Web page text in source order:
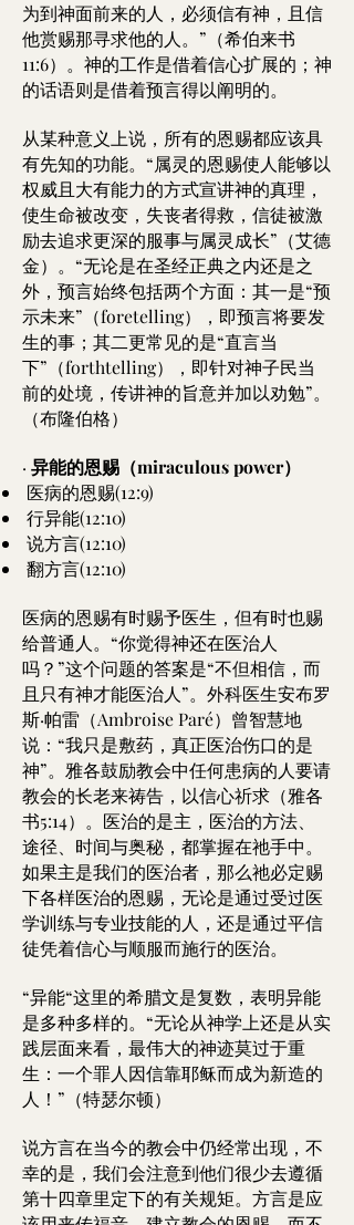
为到神面前来的人，必须信有神，且信
他赏赐那寻求他的人。”（希伯来书
11:6）。神的工作是借着信心扩展的；神
的话语则是借着预言得以阐明的。
从某种意义上说，所有的恩赐都应该具
有先知的功能。“属灵的恩赐使人能够以
权威且大有能力的方式宣讲神的真理，
使生命被改变，失丧者得救，信徒被激
励去追求更深的服事与属灵成长”（艾德
金）。“无论是在圣经正典之内还是之
外，预言始终包括两个方面：其一是“预
示未来”（foretelling），即预言将要发
生的事；其二更常见的是“直言当
下”（forthtelling），即针对神子民当
前的处境，传讲神的旨意并加以劝勉”。
（布隆伯格）
· 异能的恩赐（miraculous power）
医病的恩赐(12:9)
行异能(12:10)
说方言(12:10)
翻方言(12:10)
医病的恩赐有时赐予医生，但有时也赐
给普通人。“你觉得神还在医治人
吗？”这个问题的答案是“不但相信，而
且只有神才能医治人”。外科医生安布罗
斯·帕雷（Ambroise Paré）曾智慧地
说：“我只是敷药，真正医治伤口的是
神”。雅各鼓励教会中任何患病的人要请
教会的长老来祷告，以信心祈求（雅各
书5:14）。医治的是主，医治的方法、
途径、时间与奥秘，都掌握在祂手中。
如果主是我们的医治者，那么祂必定赐
下各样医治的恩赐，无论是通过受过医
学训练与专业技能的人，还是通过平信
徒凭着信心与顺服而施行的医治。
“异能“这里的希腊文是复数，表明异能
是多种多样的。“无论从神学上还是从实
践层面来看，最伟大的神迹莫过于重
生：一个罪人因信靠耶稣而成为新造的
人！”（特瑟尔顿）
说方言在当今的教会中仍经常出现，不
幸的是，我们会注意到他们很少去遵循
第十四章里定下的有关规矩。方言是应